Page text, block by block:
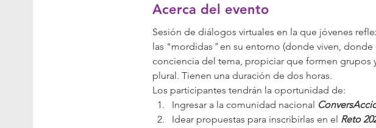
Acerca del evento
Sesión de diálogos virtuales en la que jóvenes
las "mordidas " en su entorno (donde viven, donde
conciencia del tema, propiciar que formen
plural. Tienen una duración de dos horas.
Los participantes tendrán la oportunidad de:
Ingresar a la comunidad nacional
Idear propuestas para inscribirlas en el Reto